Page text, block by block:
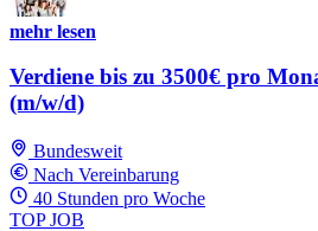
mehr lesen
Verdiene bis zu 3500€ pro
(m/w/d)
Bundesweit
Nach Vereinbarung
40 Stunden pro Woche
TOP JOB